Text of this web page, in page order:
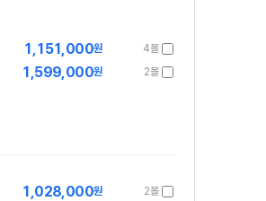
4몰
1,151,000원
2몰
1,599,000원
2몰
1,028,000원